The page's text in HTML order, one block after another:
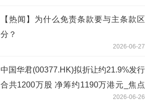
【热闻】为什么免责条款要与主条款区
分？
2026-06-27
中国华君(00377.HK)拟折让约21.9%发行
合共1200万股 净筹约1190万港元_焦点
2026-06-26